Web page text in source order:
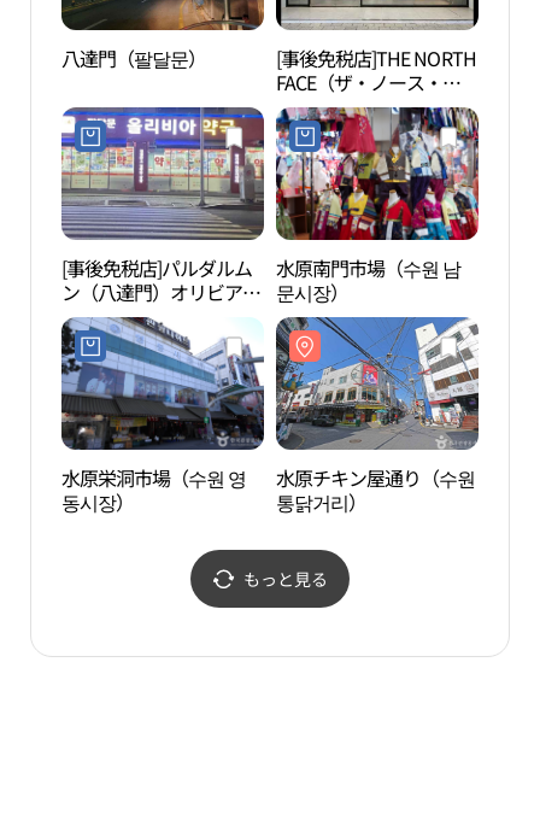
八達門（팔달문）
[事後免税店]THE NORTH
FACE（ザ・ノース・フ
ェイス）・スウォンナン
ムン（水原南門）店(노
스페이스 수원남문점)
[事後免税店]パルダルム
ン（八達門）オリビア薬
局(팔달문올리비아약국)
水原南門市場（수원 남
문시장）
水原栄洞市場（수원 영
동시장）
水原チキン屋通り（수원
통닭거리）
もっと見る